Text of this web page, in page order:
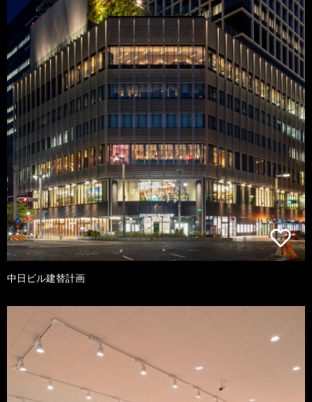
中日ビル建替計画